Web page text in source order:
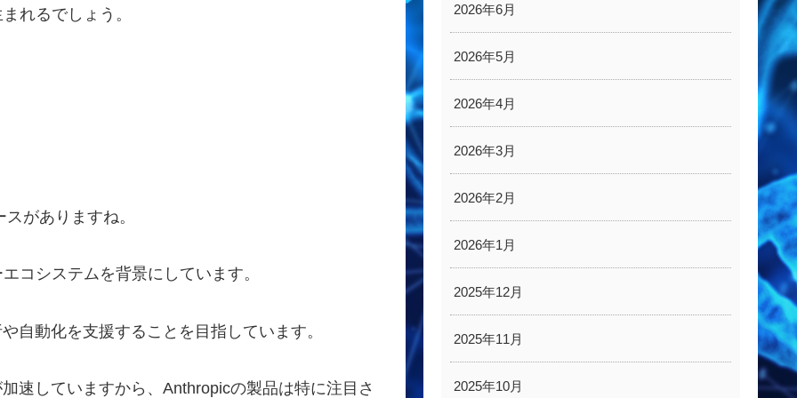
れるでしょう。
がありますね。
コシステムを背景にしています。
自動化を支援することを目指しています。
速していますから、Anthropicの製品は特に注目さ
2026年6月
2026年5月
2026年4月
2026年3月
2026年2月
2026年1月
2025年12月
2025年11月
2025年10月